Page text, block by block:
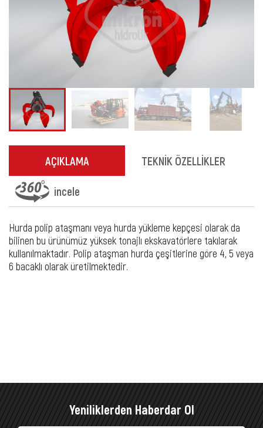
AÇIKLAMA TEKNİK ÖZELLİKLER
incele
Hurda polip ataşmanı veya hurda yükleme kepçesi olarak da
bilinen bu ürünümüz yüksek tonajlı ekskavatörlere takılarak
kullanılmaktadır. Polip ataşman hurda çeşitlerine göre 4, 5 veya
6 bacaklı olarak üretilmektedir.
Yeniliklerden Haberdar Ol